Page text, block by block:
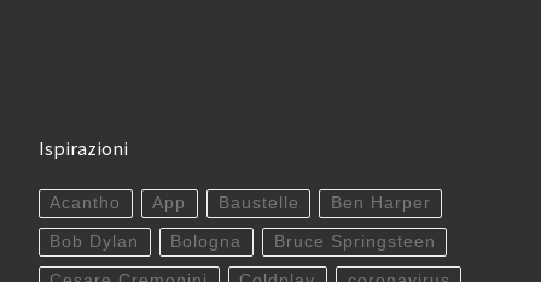
Ispirazioni
Acantho App Baustelle Ben Harper
Bob Dylan Bologna Bruce Springsteen